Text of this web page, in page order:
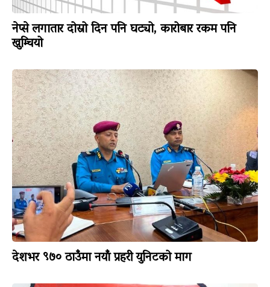
नेप्से लगातार दोस्रो दिन पनि घट्यो, कारोबार रकम पनि
खुम्चियो
देशभर ९७० ठाउँमा नयाँ प्रहरी युनिटको माग